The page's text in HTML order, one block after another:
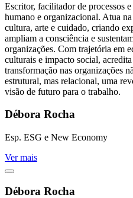
Escritor, facilitador de processos
humano e organizacional. Atua
cultura, arte e cuidado, criando
ampliam a consciência e
organizações. Com trajetória em
culturais e impacto social,
transformação nas organizações
estrutural, mas relacional, uma
visão de futuro para o trabalho.
Débora Rocha
Esp. ESG e New Economy
Ver mais
Débora Rocha